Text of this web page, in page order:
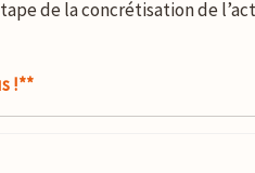
de la concrétisation de
!**